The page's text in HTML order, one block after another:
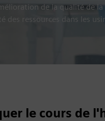
de la qualité de
des ressources dans les
le cours de